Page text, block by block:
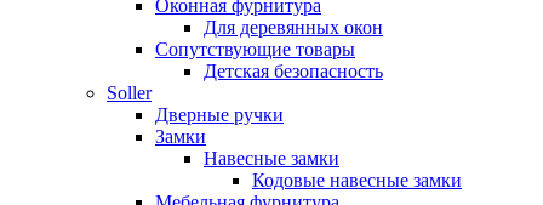
Оконная фурнитура
Для деревянных окон
Сопутствующие товары
Детская безопасность
Soller
Дверные ручки
Замки
Навесные замки
Кодовые навесные замки